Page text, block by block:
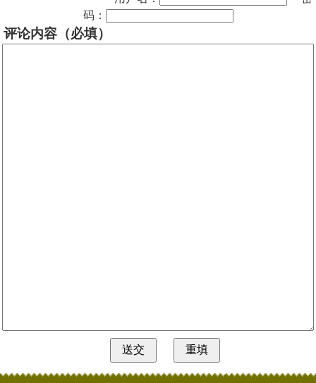
码：
评论内容（必填）